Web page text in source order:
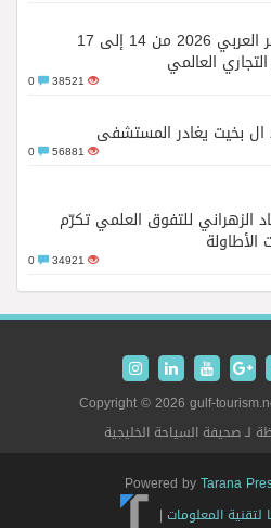
معرض سوق السفر العربي 2026 من 14 إلى 17
العالمي
38521
ال بخيت يغادر المستشفى
56881
الزهراني للتفوق العلمي تكرّم
الأطاولة
34921
Copyright © 2026 gulf-
لـ صحيفة السياحة الخليجية
Powered byTarana
لتقنية المعلومات |